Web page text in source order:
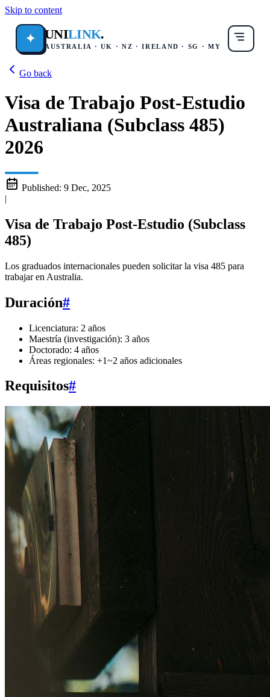
Skip to content
✦ UNILINK.
AUSTRALIA · UK · NZ · IRELAND · SG · MY
Go back
Visa de Trabajo Post-Estudio
Australiana (Subclass 485)
2026
Published: 9 Dec, 2025
|
Visa de Trabajo Post-Estudio (Subclass
485)
Los graduados internacionales pueden solicitar la visa 485 para
trabajar en Australia.
Duración#
Licenciatura: 2 años
Maestría (investigación): 3 años
Doctorado: 4 años
Áreas regionales: +1~2 años adicionales
Requisitos#